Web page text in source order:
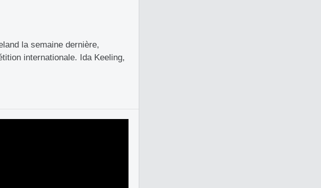
la semaine dernière,
internationale. Ida Keeling,